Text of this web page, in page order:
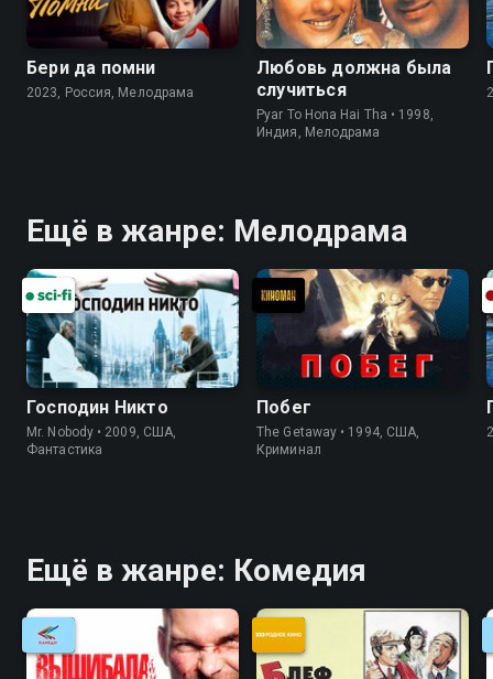
Бери да помни
2023, Россия, Мелодрама
Любовь должна была
случиться
Pyar To Hona Hai Tha • 1998,
Индия, Мелодрама
Ещё в жанре: Мелодрама
Господин Никто
Mr. Nobody • 2009, США,
Фантастика
Побег
The Getaway • 1994, США,
Криминал
Ещё в жанре: Комедия